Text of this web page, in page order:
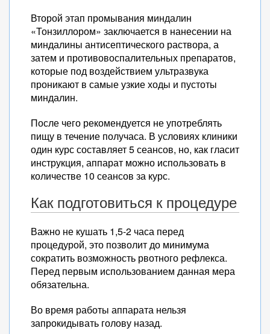
Второй этап промывания миндалин
«Тонзиллором» заключается в нанесении на
миндалины антисептического раствора, а
затем и противовоспалительных препаратов,
которые под воздействием ультразвука
проникают в самые узкие ходы и пустоты
миндалин.
После чего рекомендуется не употреблять
пищу в течение получаса. В условиях клиники
один курс составляет 5 сеансов, но, как гласит
инструкция, аппарат можно использовать в
количестве 10 сеансов за курс.
Как подготовиться к процедуре
Важно не кушать 1,5-2 часа перед
процедурой, это позволит до минимума
сократить возможность рвотного рефлекса.
Перед первым использованием данная мера
обязательна.
Во время работы аппарата нельзя
запрокидывать голову назад.